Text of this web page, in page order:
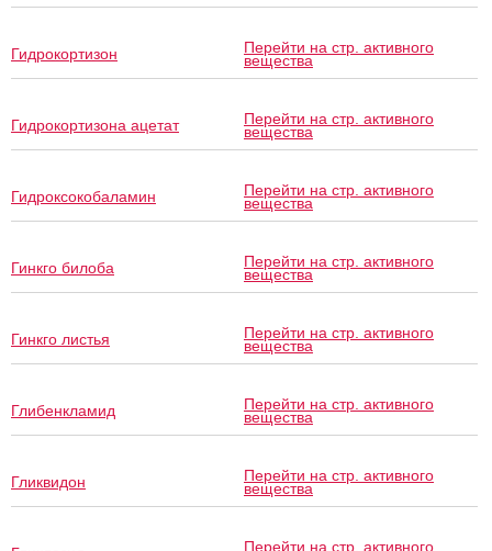
Гидрокортизон Перейти на стр. активного
вещества
Гидрокортизона ацетат Перейти на стр. активного
вещества
Гидроксокобаламин Перейти на стр. активного
вещества
Гинкго билоба Перейти на стр. активного
вещества
Гинкго листья Перейти на стр. активного
вещества
Глибенкламид Перейти на стр. активного
вещества
Гликвидон Перейти на стр. активного
вещества
Перейти на стр. активного